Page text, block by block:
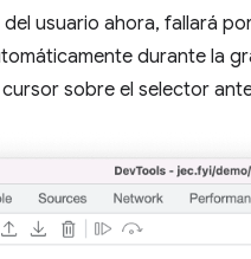
usuario ahora, fallará
durante la
sobre el selector